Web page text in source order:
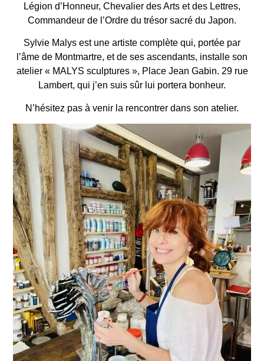
Légion d’Honneur, Chevalier des Arts et des Lettres,
Commandeur de l’Ordre du trésor sacré du Japon.
Sylvie Malys est une artiste complète qui, portée par
l’âme de Montmartre, et de ses ascendants, installe son
atelier « MALYS sculptures », Place Jean Gabin. 29 rue
Lambert, qui j’en suis sûr lui portera bonheur.
N’hésitez pas à venir la rencontrer dans son atelier.